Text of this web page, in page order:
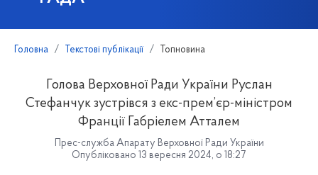
Головна Текстові публікації Топновина
Голова Верховної Ради України Руслан
Стефанчук зустрівся з екс-прем’єр-міністром
Франції Габріелем Атталем
Прес-служба Апарату Верховної Ради України
Опубліковано 13 вересня 2024, о 18:27